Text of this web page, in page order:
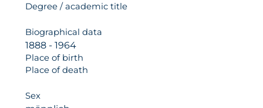
Degree / academic title
Biographical data
1888 - 1964
Place of birth
Place of death
Sex